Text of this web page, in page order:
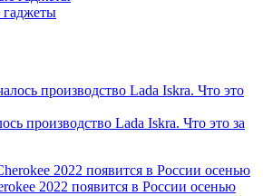
производство Lada Iskra. Что это за
2022 появится в России осенью